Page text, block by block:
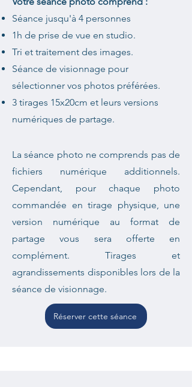
Séance jusqu'à 4 personnes
1h de prise de vue en studio.
Tri et traitement des images.
Séance de visionnage pour
sélectionner vos photos préférées.
3 tirages 15x20cm et leurs versions
numériques de partage.
La séance photo ne comprends pas de
fichiers numérique additionnels.
Cependant, pour chaque photo
commandée en tirage physique, une
version numérique au format de
partage vous sera offerte en
complément. Tirages et
agrandissements disponibles lors de la
séance de visionnage.
Réserver cette séance